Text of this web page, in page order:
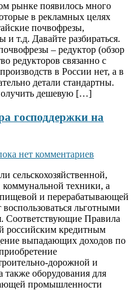
рынке появилось много
в рекламных целях
почвофрезы,
и т.д. Давайте разбираться.
– редуктор (обзор
редукторов связанно с
в России нет, а в
детали стандартны.
дешевую […]
господдержки на
нет комментариев
сельскохозяйственной,
техники, а
и перерабатывающей
льготными
Соответствующие Правила
российским кредитным
выпадающих доходов по
дорожной и
оборудования для
промышленности